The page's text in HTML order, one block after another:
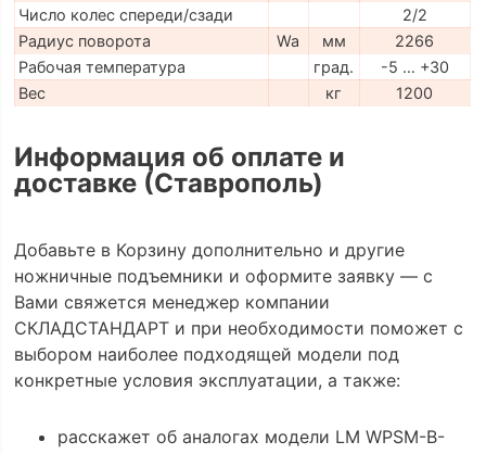
Число колес спереди/сзади
2/2
Радиус поворота
Wa мм
2266
Рабочая температура
град.
-5 … +30
Вес
кг 1200
Информация об оплате и
доставке (Ставрополь)
Добавьте в Корзину дополнительно и другие
ножничные подъемники и оформите заявку — с
Вами свяжется менеджер компании
СКЛАДСТАНДАРТ и при необходимости поможет с
выбором наиболее подходящей модели под
конкретные условия эксплуатации, а также:
расскажет об аналогах модели LM WPSM-B-